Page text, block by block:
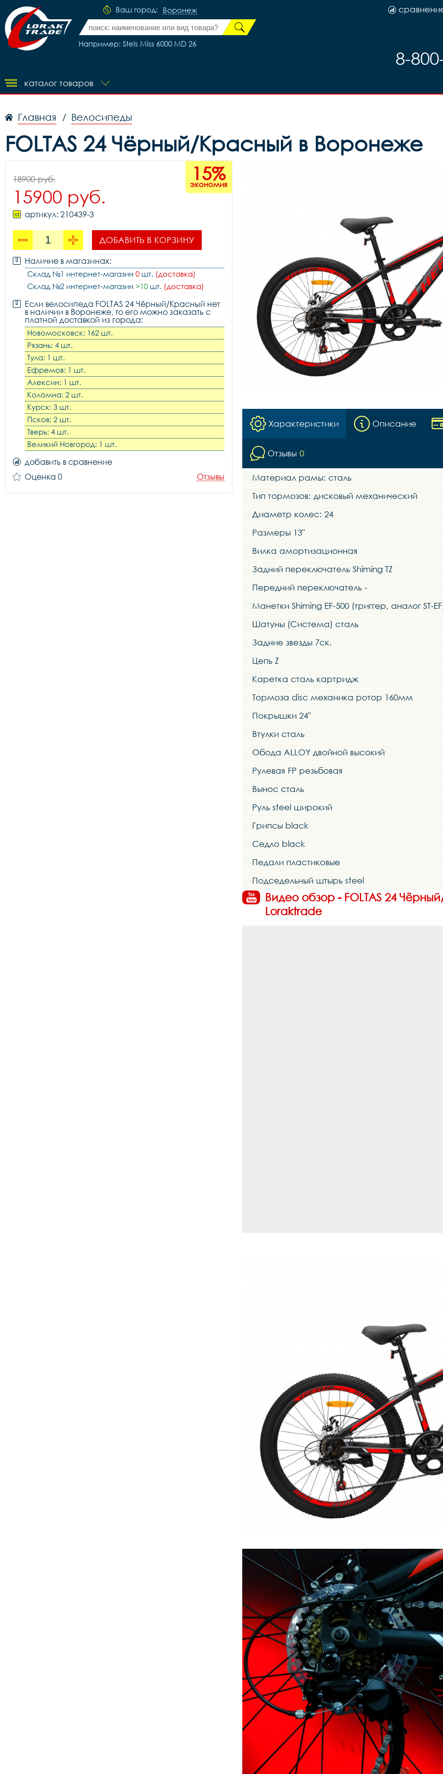
Ваш город: Воронеж
Например: Stels Miss 6000 MD 26
8-
каталог товаров
Главная / Велосипеды
FOLTAS 24 Чёрный/Красный в Воронеже
15%
экономия
18900 руб.
15900 руб.
артикул: 210439-3
ДОБАВИТЬ В КОРЗИНУ
Наличие в магазинах:
Склад №1 интернет-магазин 0 шт. (доставка)
Склад №2 интернет-магазин >10 шт. (доставка)
Если велосипеда FOLTAS 24 Чёрный/Красный нет
в наличии в Воронеже, то его можно заказать с
платной доставкой из города:
Новомосковск: 162 шт.
Рязань: 4 шт.
Тула: 1 шт.
Ефремов: 1 шт.
Алексин: 1 шт.
Коломна: 2 шт.
Курск: 3 шт.
Псков: 2 шт.
Тверь: 4 шт.
Великий Новгород: 1 шт.
добавить в сравнение
Оценка 0
Отзывы
Характеристики Описание
Отзывы 0
Материал рамы: сталь
Тип тормозов: дисковый механический
Диаметр колес: 24
Размеры 13"
Вилка амортизационная
Задний переключатель Shiming TZ
Передний переключатель -
Манетки Shiming EF-500 (триггер, аналог ST-
Шатуны (Система) сталь
Задние звезды 7ск.
Цепь Z
Каретка сталь картридж
Тормоза disc механика ротор 160мм
Покрышки 24"
Втулки сталь
Обода ALLOY двойной высокий
Рулевая FP резьбовая
Вынос сталь
Руль steel широкий
Грипсы black
Седло black
Педали пластиковые
Подседельный штырь steel
Видео обзор - FOLTAS 24
Loraktrade